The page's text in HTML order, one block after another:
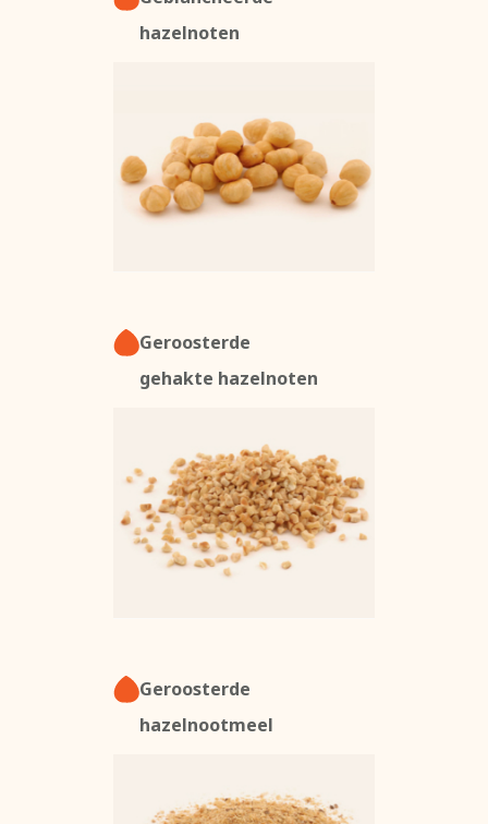
hazelnoten
Geroosterde
gehakte hazelnoten
Geroosterde
hazelnootmeel